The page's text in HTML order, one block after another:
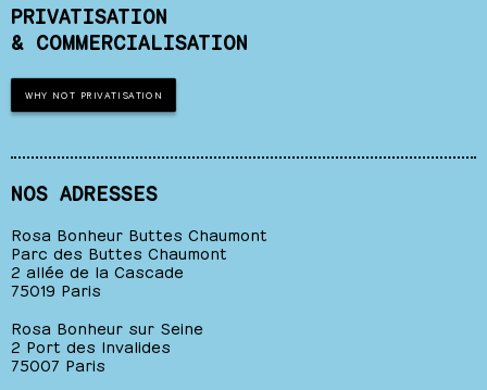
PRIVATISATION
& COMMERCIALISATION
WHY NOT PRIVATISATION
NOS ADRESSES
Rosa Bonheur Buttes Chaumont
Parc des Buttes Chaumont
2 allée de la Cascade
75019 Paris
Rosa Bonheur sur Seine
2 Port des Invalides
75007 Paris